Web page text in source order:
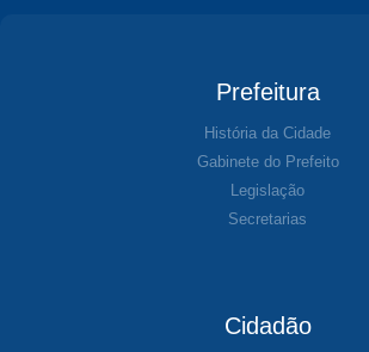
Prefeitura
História da Cidade
Gabinete do Prefeito
Legislação
Secretarias
Cidadão